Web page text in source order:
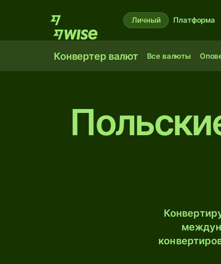
Личный Платформа
Конвертер валют Все валюты